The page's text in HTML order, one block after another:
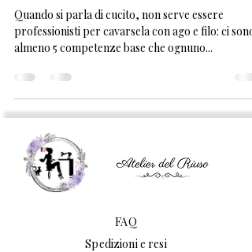
Quando si parla di cucito, non serve essere
professionisti per cavarsela con ago e filo: ci sono
almeno 5 competenze base che ognuno...
FAQ
Spedizioni e resi